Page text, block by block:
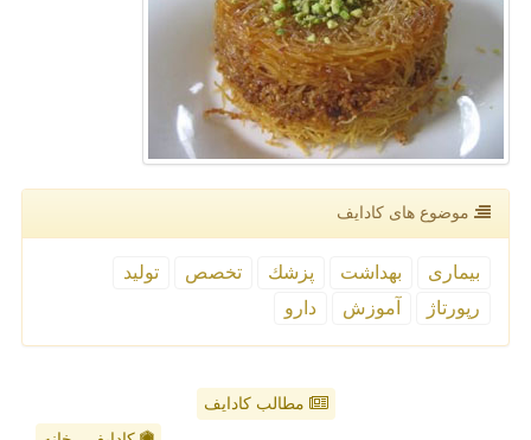
موضوع های كادایف
بیماری بهداشت پزشك تخصص
تولید
رپورتاژ
آموزش دارو
مطالب کادایف